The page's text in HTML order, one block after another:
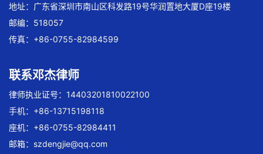
地址：广东省深圳市南山区科发路19号华润置地大厦D座19楼
邮编：518057
传真：+86-0755-82984599
联系邓杰律师
律师执业证号：14403201810022100
手机：+86-13715198118
座机：+86-0755-82984411
邮箱： szdengjie@qq.com